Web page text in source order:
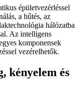
épületvezérléssel
a hűtés, az
hálózatba
Az intelligens
komponensek
vezérelhetők.
kényelem és